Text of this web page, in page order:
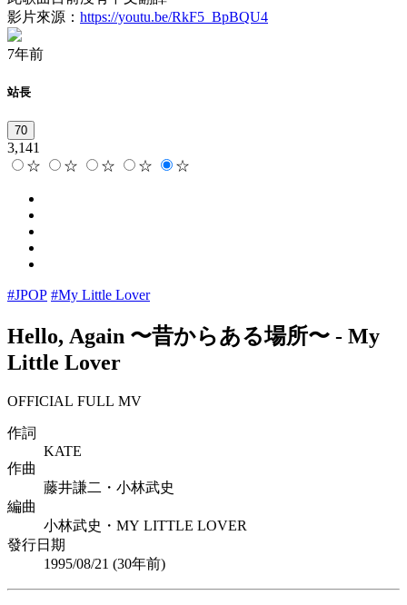
影片來源： https://youtu.be/RkF5_BpBQU4
7年前
站長
70
3,141
☆
☆ ☆ ☆ ☆
#JPOP #My Little Lover
Hello, Again 〜昔からある場所〜 - My
Little Lover
OFFICIAL FULL MV
作詞
KATE
作曲
藤井謙二・小林武史
編曲
小林武史・MY LITTLE LOVER
發行日期
1995/08/21 (30年前)